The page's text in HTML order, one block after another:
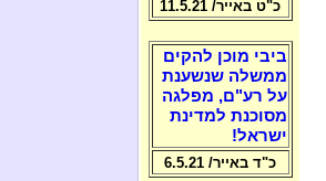
כ"ט באייר/ 11.5.21
ביבי מוכן להקים
ממשלה שנשענת
על רע"ם, מפלגה
מסוכנת למדינת
ישראל!
כ"ד באייר/ 6.5.21